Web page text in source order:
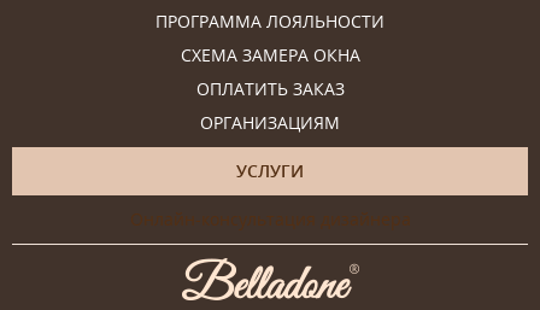
ПРОГРАММА ЛОЯЛЬНОСТИ
СХЕМА ЗАМЕРА ОКНА
ОПЛАТИТЬ ЗАКАЗ
ОРГАНИЗАЦИЯМ
УСЛУГИ
Онлайн-консультация дизайнера